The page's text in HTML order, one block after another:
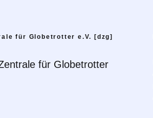
für Globetrotter e.V. [dzg]